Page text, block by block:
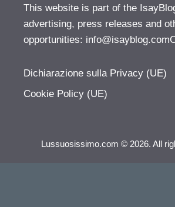
This website is part of the
advertising, press releases and
opportunities:
Dichiarazione sulla Privacy (UE)
Cookie Policy (UE)
Lussuosissimo.com © 2026. All